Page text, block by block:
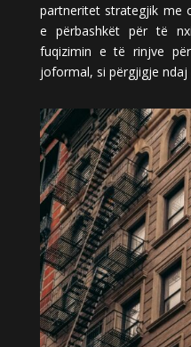
partneritet strategjik me
e përbashkët për të
fuqizimin e të rinjve
joformal, si përgjigje